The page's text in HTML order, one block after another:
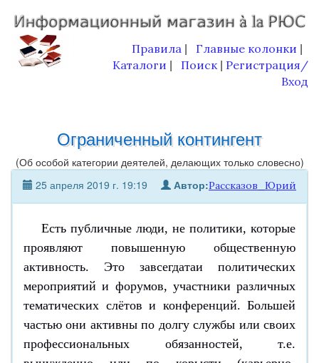
Правила Главные колонки
Каталоги Поиск
Регистрация/
Вход
Ограниченный контингент
(Об особой категории деятелей, делающих только словесно)
25 апреля 2019 г. 19:19
Автор:Рассказов_Юрий
Есть публичные люди, не политики, которые
проявляют повышенную общественную
активность. Это завсегдатаи политических
мероприятий и форумов, участники различных
тематических слётов и конференций. Большей
частью они активны по долгу службы или своих
профессиональных обязанностей, т.е.